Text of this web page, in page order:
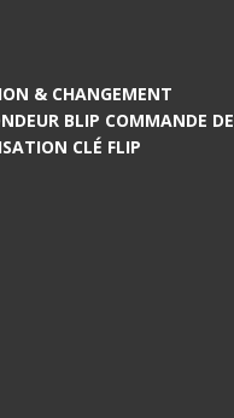
& CHANGEMENT
BLIP COMMANDE DE
CLÉ FLIP